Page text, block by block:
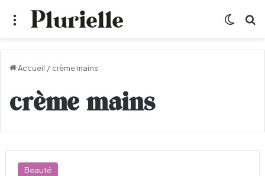
Menu
Accueil / crème mains
crème mains
Beauté